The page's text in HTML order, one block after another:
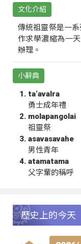
文化介紹
傳統祖靈祭是一
作求學濃縮為一
辦理。
小辭典
ta‘avalra
勇士成年禮
molapangolai
祖靈祭
asavasavahe
男性青年
atamatama
父字輩的稱呼
歷史上的今天